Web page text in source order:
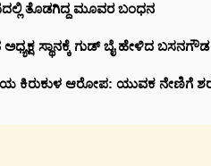
ತೊಡಗಿದ್ದ ಮೂವರ ಬಂಧನ
ಸ್ಥಾನಕ್ಕೆ ಗುಡ್‌ ಬೈ ಹೇಳಿದ
ಕಿರುಕುಳ ಆರೋಪ: ಯುವಕ ನೇಣಿಗೆ